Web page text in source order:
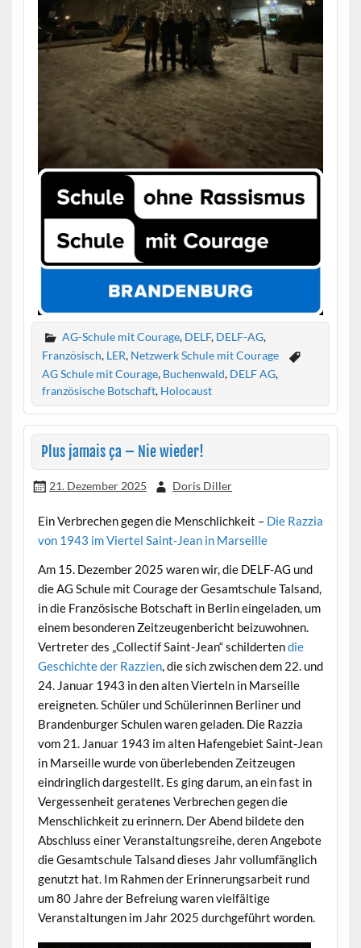
AG-Schule mit Courage, DELF, DELF-AG,
Französisch, LER, Netzwerk Schule mit Courage
AG Schule mit Courage, Buchenwald, DELF AG,
französische Botschaft, Holocaust
Plus jamais ça – Nie wieder!
21. Dezember 2025 Doris Diller
Ein Verbrechen gegen die Menschlichkeit – Die Razzia
von 1943 im Viertel Saint-Jean in Marseille
Am 15. Dezember 2025 waren wir, die DELF-AG und
die AG Schule mit Courage der Gesamtschule Talsand,
in die Französische Botschaft in Berlin eingeladen, um
einem besonderen Zeitzeugenbericht beizuwohnen.
Vertreter des „Collectif Saint-Jean“ schildertendie
Geschichte der Razzien, die sich zwischen dem 22. und
24. Januar 1943 in den alten Vierteln in Marseille
ereigneten. Schüler und Schülerinnen Berliner und
Brandenburger Schulen waren geladen. Die Razzia
vom 21. Januar 1943 im alten Hafengebiet Saint-Jean
in Marseille wurde von überlebenden Zeitzeugen
eindringlich dargestellt. Es ging darum, an ein fast in
Vergessenheit geratenes Verbrechen gegen die
Menschlichkeit zu erinnern. Der Abend bildete den
Abschluss einer Veranstaltungsreihe, deren Angebote
die Gesamtschule Talsand dieses Jahr vollumfänglich
genutzt hat. Im Rahmen der Erinnerungsarbeit rund
um 80 Jahre der Befreiung waren vielfältige
Veranstaltungen im Jahr 2025 durchgeführt worden.